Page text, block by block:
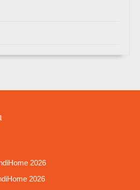
2026
2026